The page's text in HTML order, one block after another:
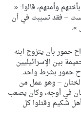
وأمتهم، قالوا: «
– فقد تسببت في أن
».
حمور بأن يتزوج ابنه
بين الإسرائيليين
حمور بشرط واحد.
– وهو عمل من
في أوجه، وكان يصعب
شكيم وقتلوا كل